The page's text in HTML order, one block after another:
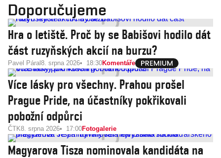
Doporučujeme
Hra o letiště. Proč by se Babišovi hodilo dát
část ruzyňských akcií na burzu?
Pavel Páral 8. srpna 2026 18:30Komentáře
Více lásky pro všechny. Prahou prošel
Prague Pride, na účastníky pokřikovali
pobožní odpůrci
ČTK8. srpna 2026 17:00Fotogalerie
Magyarova Tisza nominovala kandidáta na